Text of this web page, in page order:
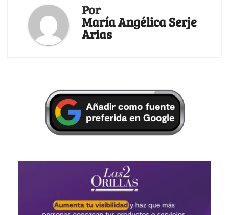
Por
María Angélica Serje
Arias